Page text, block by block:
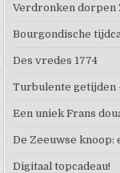
Verdronken dorpen
Bourgondische
Des vredes 1774
Turbulente getijden
Een uniek Frans
De Zeeuwse
Digitaal topcadeau!